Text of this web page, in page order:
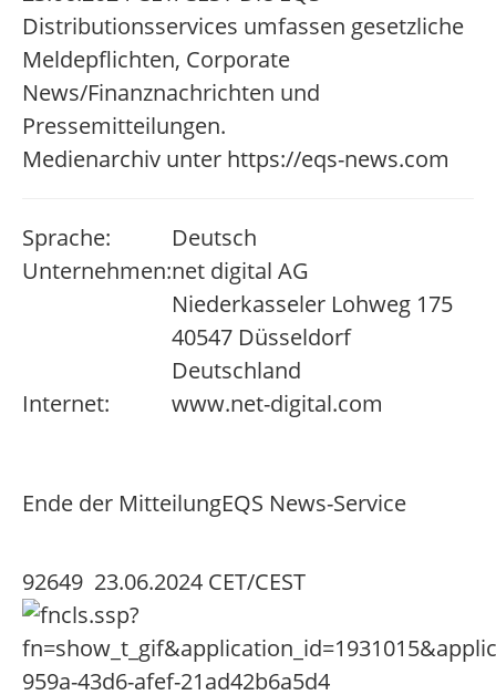
Distributionsservices umfassen gesetzliche
Meldepflichten, Corporate
News/Finanznachrichten und
Pressemitteilungen.
Medienarchiv unter https://eqs-news.com
Sprache:
Deutsch
Unternehmen:net digital AG
Niederkasseler Lohweg 175
40547 Düsseldorf
Deutschland
Internet:
www.net-digital.com
Ende der MitteilungEQS News-Service
92649 23.06.2024 CET/CEST